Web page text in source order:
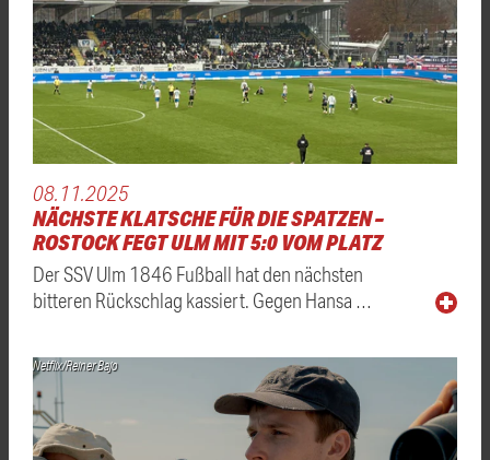
08.11.2025
NÄCHSTE KLATSCHE FÜR DIE SPATZEN –
ROSTOCK FEGT ULM MIT 5:0 VOM PLATZ
Der SSV Ulm 1846 Fußball hat den nächsten
bitteren Rückschlag kassiert. Gegen Hansa …
Netflix/Reiner Bajo